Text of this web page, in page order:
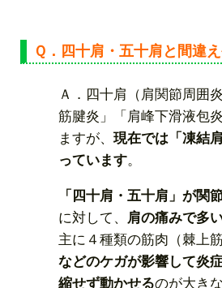
Ｑ．四十肩・五十肩と間違
Ａ．四十肩（肩関節周囲
筋腱炎」「肩峰下滑液包
ますが、 現在では「凍結
っています。
「四十肩・五十肩」が関
に対して、 肩の痛みで多
主に４種類の筋肉（棘上
などのケガが影響して炎
縮せず動かせるのが大き